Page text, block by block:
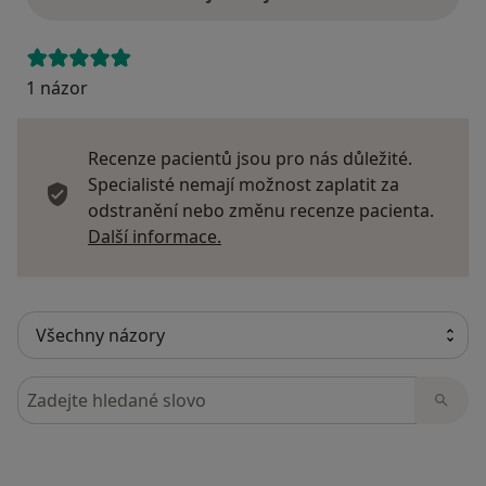
1 názor
Recenze pacientů jsou pro nás důležité.
Specialisté nemají možnost zaplatit za
odstranění nebo změnu recenze pacienta.
Další informace.
Hledejte v názorech